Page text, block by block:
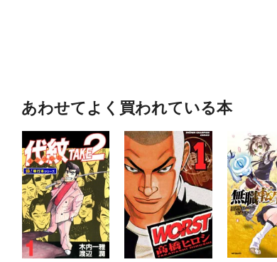
あわせてよく買われている本